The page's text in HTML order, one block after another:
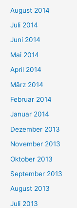
August 2014
Juli 2014
Juni 2014
Mai 2014
April 2014
März 2014
Februar 2014
Januar 2014
Dezember 2013
November 2013
Oktober 2013
September 2013
August 2013
Juli 2013